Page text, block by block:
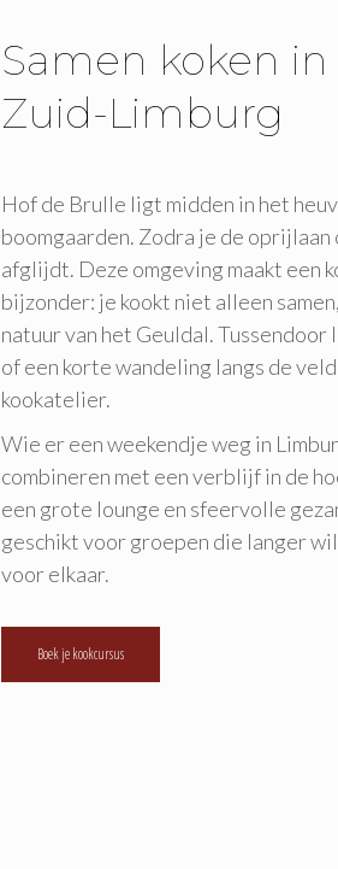
Samen koken
Zuid-Limburg
Hof de Brulle ligt midden in het
boomgaarden. Zodra je de
afglijdt. Deze omgeving maakt een
bijzonder: je kookt niet alleen
natuur van het Geuldal.
of een korte wandeling langs de
kookatelier.
Wie er een weekendje weg in
combineren met een verblijf in de
een grote lounge en sfeervolle
geschikt voor groepen die langer
voor elkaar.
Boek je kookcursus